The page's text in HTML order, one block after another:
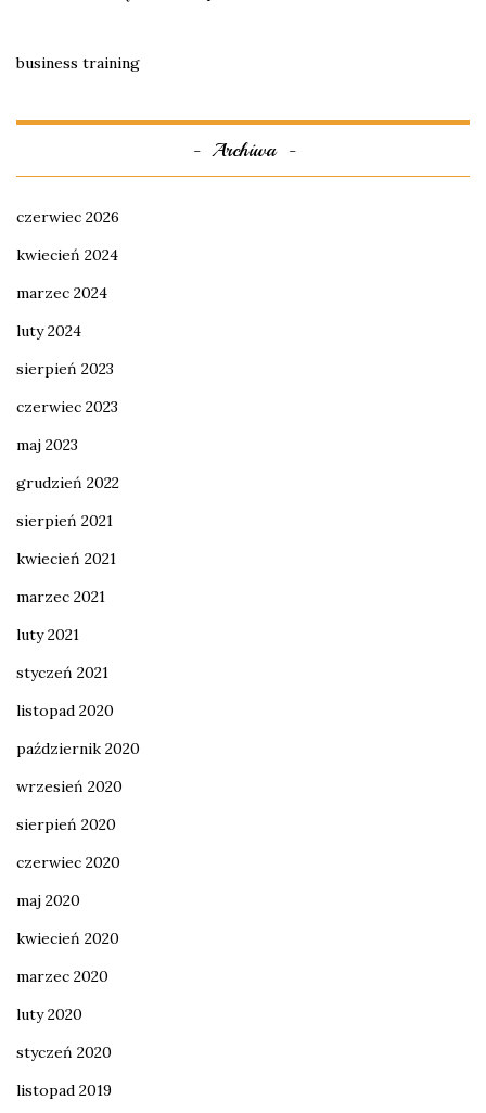
business training
Archiwa
czerwiec 2026
kwiecień 2024
marzec 2024
luty 2024
sierpień 2023
czerwiec 2023
maj 2023
grudzień 2022
sierpień 2021
kwiecień 2021
marzec 2021
luty 2021
styczeń 2021
listopad 2020
październik 2020
wrzesień 2020
sierpień 2020
czerwiec 2020
maj 2020
kwiecień 2020
marzec 2020
luty 2020
styczeń 2020
listopad 2019